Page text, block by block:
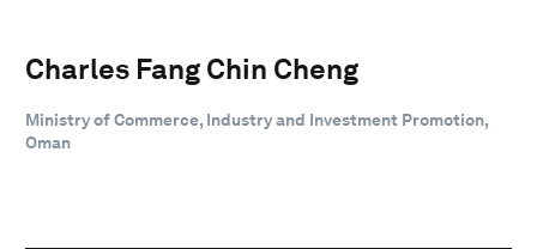
Charles Fang Chin Cheng
Ministry of Commerce, Industry and Investment Promotion,
Oman